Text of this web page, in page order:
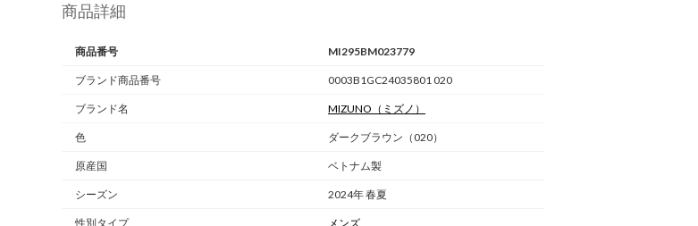
商品詳細
商品番号 MI295BM023779
ブランド商品番号 0003B1GC24035801 020
ブランド名 MIZUNO （ミズノ）
色 ダークブラウン（020）
原産国 ベトナム製
シーズン 2024年 春夏
性別タイプ メンズ